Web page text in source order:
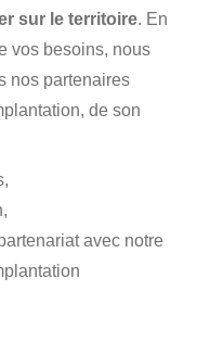
sur le territoire. En
vos besoins, nous
nos partenaires
de son
avec notre